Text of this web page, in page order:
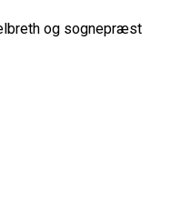
og sognepræst